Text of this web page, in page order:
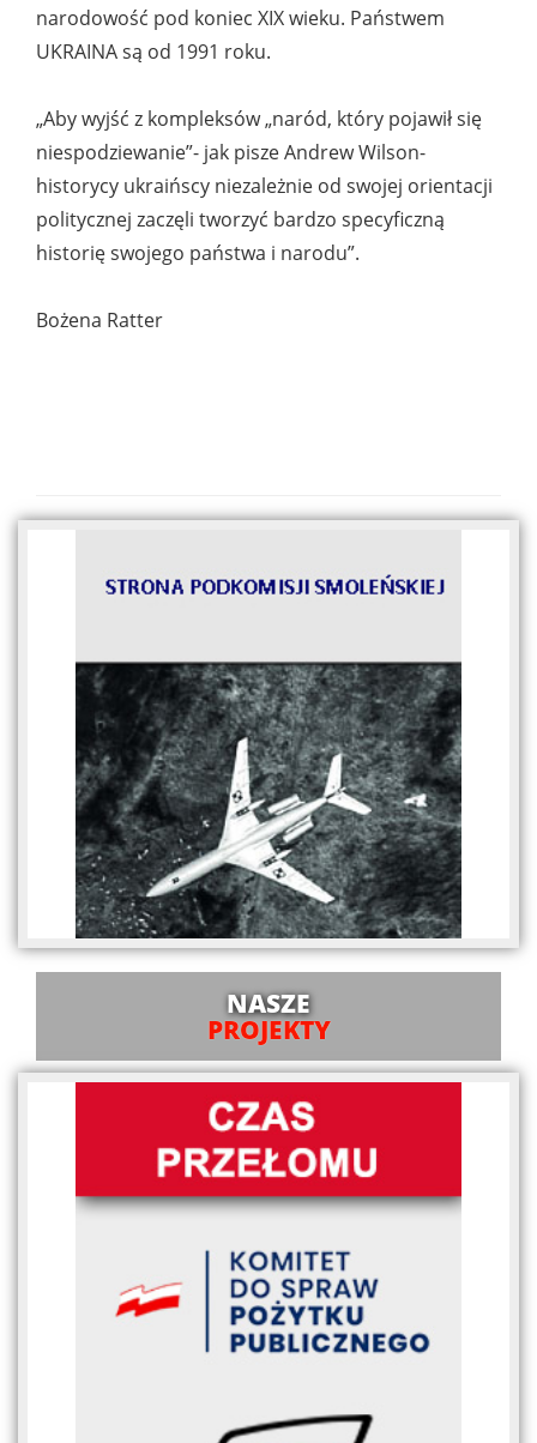
narodowość pod koniec XIX wieku. Państwem
UKRAINA są od 1991 roku.
„Aby wyjść z kompleksów „naród, który pojawił się
niespodziewanie”- jak pisze Andrew Wilson-
historycy ukraińscy niezależnie od swojej orientacji
politycznej zaczęli tworzyć bardzo specyficzną
historię swojego państwa i narodu”.
Bożena Ratter
NASZE
PROJEKTY